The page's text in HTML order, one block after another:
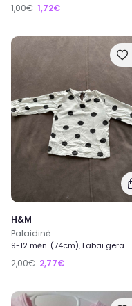
1,00€ 1,72€
H&M
Palaidinė
9-12 mėn. (74cm), Labai gera
2,00€ 2,77€